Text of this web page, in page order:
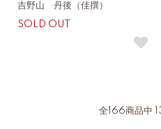
吉野山 丹後（佳撰）
SOLD OUT
全166商品中